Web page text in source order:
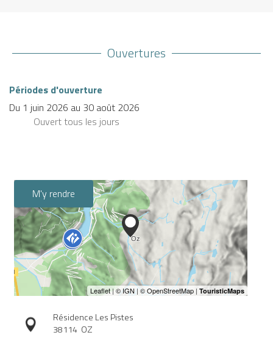
Ouvertures
Périodes d'ouverture
Du 1 juin 2026 au 30 août 2026
Ouvert tous les jours
M'y rendre
Résidence Les Pistes
38114 OZ